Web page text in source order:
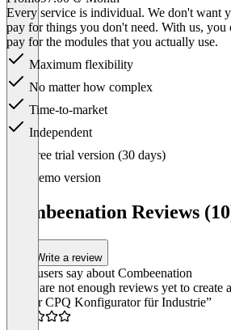
Every service is individual. We don't want
pay for things you don't need. With us, you
pay for the modules that you actually use.
Maximum flexibility
No matter how complex
Time-to-market
Independent
Free trial version (30 days)
Demo version
Combeenation Reviews
Write a review
What users say about Combeenation
There are not enough reviews yet to create
“Super CPQ Konfigurator für Industrie”